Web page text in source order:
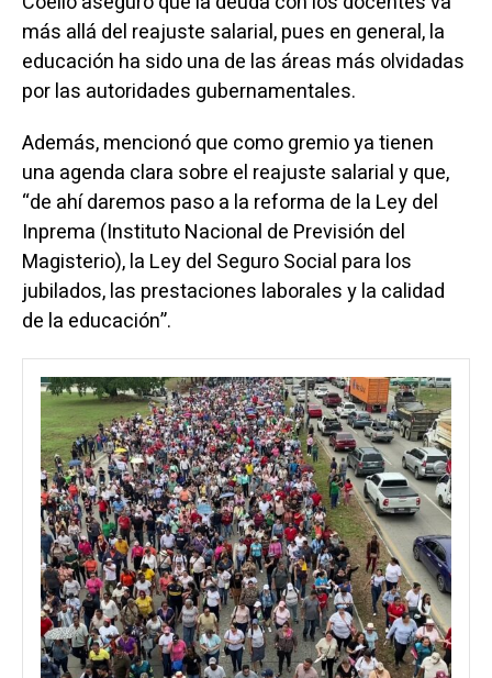
más allá del reajuste salarial, pues en general, la
educación ha sido una de las áreas más olvidadas
por las autoridades gubernamentales.
Además, mencionó que como gremio ya tienen
una agenda clara sobre el reajuste salarial y que,
“de ahí daremos paso a la reforma de la Ley del
Inprema (Instituto Nacional de Previsión del
Magisterio), la Ley del Seguro Social para los
jubilados, las prestaciones laborales y la calidad
de la educación”.